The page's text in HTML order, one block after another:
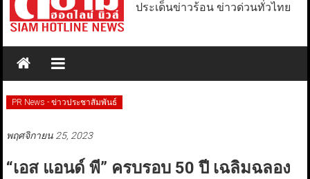
ประเด็นข่าวร้อน ข่าวด่วนทั่วไทย
PR News - ข่าวประชาสัมพันธ์
พฤศจิกายน 25, 2023
“เอส แอนด์ พี” ครบรอบ 50 ปี เฉลิมฉลอง